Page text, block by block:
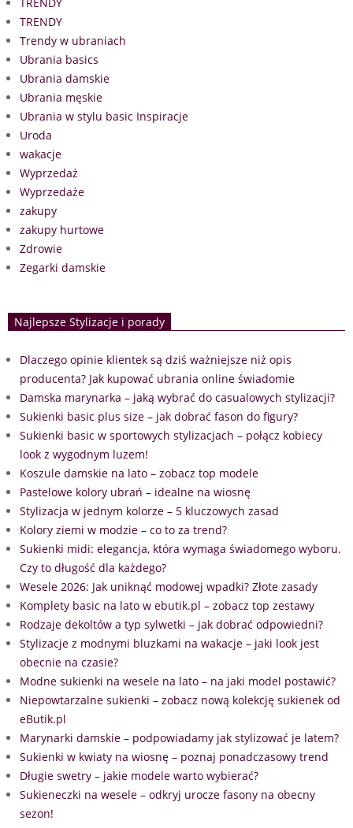
TRENDY
Trendy w ubraniach
Ubrania basics
Ubrania damskie
Ubrania męskie
Ubrania w stylu basic Inspiracje
Uroda
wakacje
Wyprzedaż
Wyprzedaże
zakupy
zakupy hurtowe
Zdrowie
Zegarki damskie
Najlepsze Stylizacje i porady
Dlaczego opinie klientek są dziś ważniejsze niż opis
producenta? Jak kupować ubrania online świadomie
Damska marynarka – jaką wybrać do casualowych stylizacji?
Sukienki basic plus size – jak dobrać fason do figury?
Sukienki basic w sportowych stylizacjach – połącz kobiecy
look z wygodnym luzem!
Koszule damskie na lato – zobacz top modele
Pastelowe kolory ubrań – idealne na wiosnę
Stylizacja w jednym kolorze – 5 kluczowych zasad
Kolory ziemi w modzie – co to za trend?
Sukienki midi: elegancja, która wymaga świadomego wyboru.
Czy to długość dla każdego?
Wesele 2026: Jak uniknąć modowej wpadki? Złote zasady
Komplety basic na lato w ebutik.pl – zobacz top zestawy
Rodzaje dekoltów a typ sylwetki – jak dobrać odpowiedni?
Stylizacje z modnymi bluzkami na wakacje – jaki look jest
obecnie na czasie?
Modne sukienki na wesele na lato – na jaki model postawić?
Niepowtarzalne sukienki – zobacz nową kolekcję sukienek od
eButik.pl
Marynarki damskie – podpowiadamy jak stylizować je latem?
Sukienki w kwiaty na wiosnę – poznaj ponadczasowy trend
Długie swetry – jakie modele warto wybierać?
Sukieneczki na wesele – odkryj urocze fasony na obecny
sezon!